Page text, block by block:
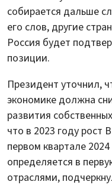
собирается дальше
его слов, другие
Россия будет
позиции.
Президент уточнил,
экономике должна
развития
что в 2023 году рост
первом квартале
определяется в
отраслями,